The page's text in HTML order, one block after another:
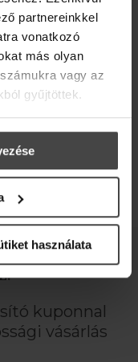
partnereinkkel
vonatkozó
más olyan
vagy az
gyűjtöttek.
használata
kuponnal
vásárlás